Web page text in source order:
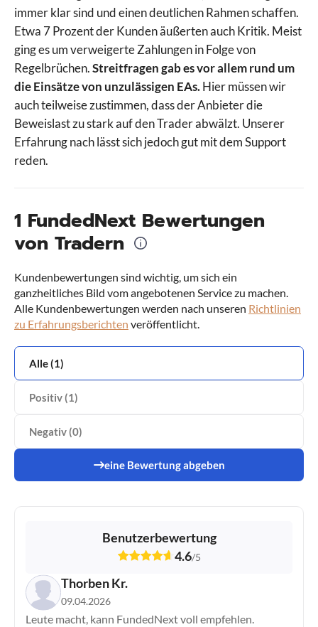
5%ers
Alpha Futures
Apex
Blueberry Funded
Blueberry Futures
E8 Markets
Earn2Trade
FTMO
FxIFY
FXIFY Futures
InstantFunding
IQ Capital
Leeloo
My Funded Futures
The Funded Trader
The Trading Pit
TopStep
immer klar sind und einen deutlichen Rahmen schaffen.
Etwa 7 Prozent der Kunden äußerten auch Kritik. Meist
ging es um verweigerte Zahlungen in Folge von
Regelbrüchen.Streitfragen gab es vor allem rund um
die Einsätze von unzulässigen EAs.Hier müssen wir
auch teilweise zustimmen, dass der Anbieter die
Beweislast zu stark auf den Trader abwälzt. Unserer
Erfahrung nach lässt sich jedoch gut mit dem Support
reden.
1 FundedNext Bewertungen
von Tradern
Kundenbewertungen sind wichtig, um sich ein
ganzheitliches Bild vom angebotenen Service zu machen.
Alle Kundenbewertungen werden nach unseren Richtlinien
zu Erfahrungsberichten veröffentlicht.
Alle (1)
Positiv (1)
Negativ (0)
eine Bewertung abgeben
Benutzerbewertung
4.6/5
Thorben Kr.
09.04.2026
Leute macht, kann FundedNext voll empfehlen.